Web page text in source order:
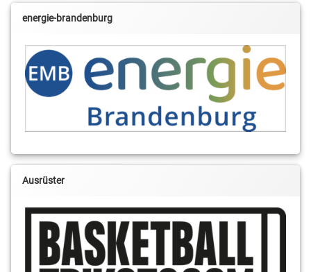
energie-brandenburg
Ausrüster